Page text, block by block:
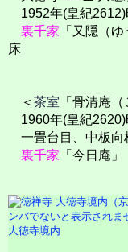
1952年(皇紀2612)
裏千家 「又隠（
床
＜ 茶室 「骨清庵
1960年(皇紀2620)
一畳台目、中板向
裏千家 「今日庵
大徳寺境内